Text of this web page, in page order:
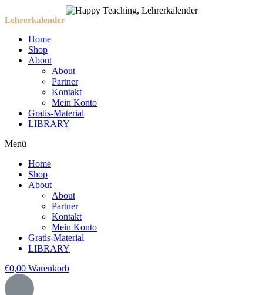
Lehrerkalender
Home
Shop
About
About
Partner
Kontakt
Mein Konto
Gratis-Material
LIBRARY
Menü
Home
Shop
About
About
Partner
Kontakt
Mein Konto
Gratis-Material
LIBRARY
€0,00 Warenkorb